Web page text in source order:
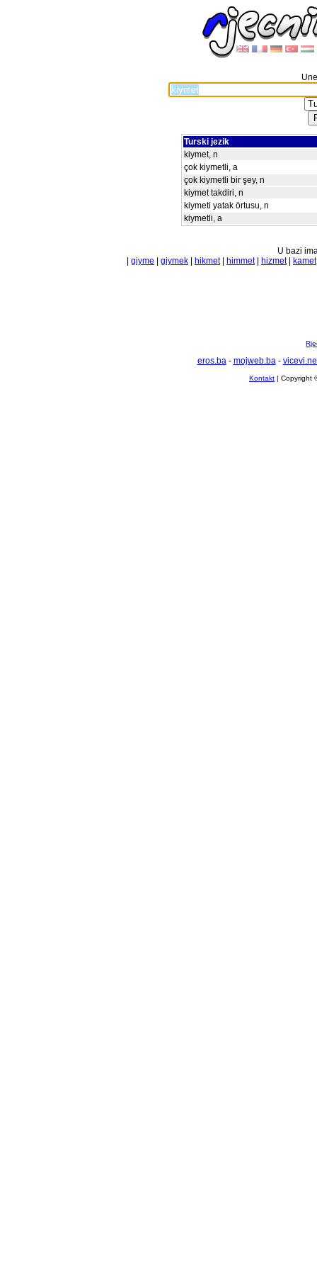
Turski jezik
kiymet, n
çok kiymetli, a
çok kiymetli bir şey, n
kiymet takdiri, n
kiymeti yatak örtusu, n
kiymetli, a
U bazi
giyme giymek hikmet| himmet| hizmet| kamet
eros.ba- mojweb.ba-
Kontakt | Copyright